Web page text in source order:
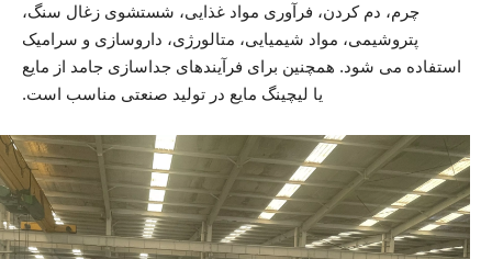
چرم، دم کردن، فرآوری مواد غذایی، شستشوی زغال سنگ،
پتروشیمی، مواد شیمیایی، متالورژی، داروسازی و سرامیک
استفاده می شود. همچنین برای فرآیندهای جداسازی جامد از مایع
یا لیچینگ مایع در تولید صنعتی مناسب است.